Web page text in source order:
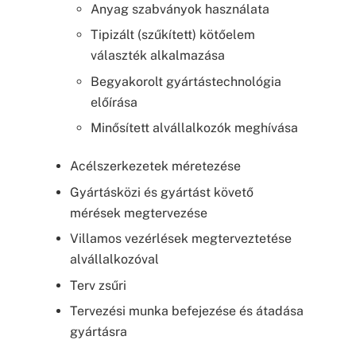
Anyag szabványok használata
Tipizált (szűkített) kötőelem
választék alkalmazása
Begyakorolt gyártástechnológia
előírása
Minősített alvállalkozók meghívása
Acélszerkezetek méretezése
Gyártásközi és gyártást követő
mérések megtervezése
Villamos vezérlések megterveztetése
alvállalkozóval
Terv zsűri
Tervezési munka befejezése és átadása
gyártásra